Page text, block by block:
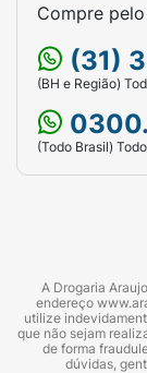
Compre pelo
(31)
(BH e Região)
(Todo Brasil)
A Drogaria
endereço
utilize
que não sejam
de forma
dúvidas,